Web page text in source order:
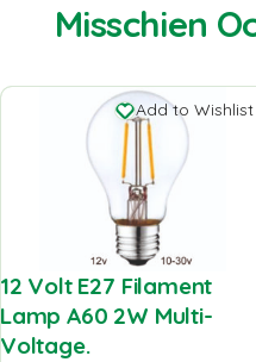
Misschien
Add to Wishlist
12 Volt E27 Filament
Lamp A60 2W Multi-
Voltage.